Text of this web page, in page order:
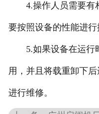
4.操作人员需要有相
要按照设备的性能进行
5.如果设备在运行
用，并且将载重卸下
进行维修。